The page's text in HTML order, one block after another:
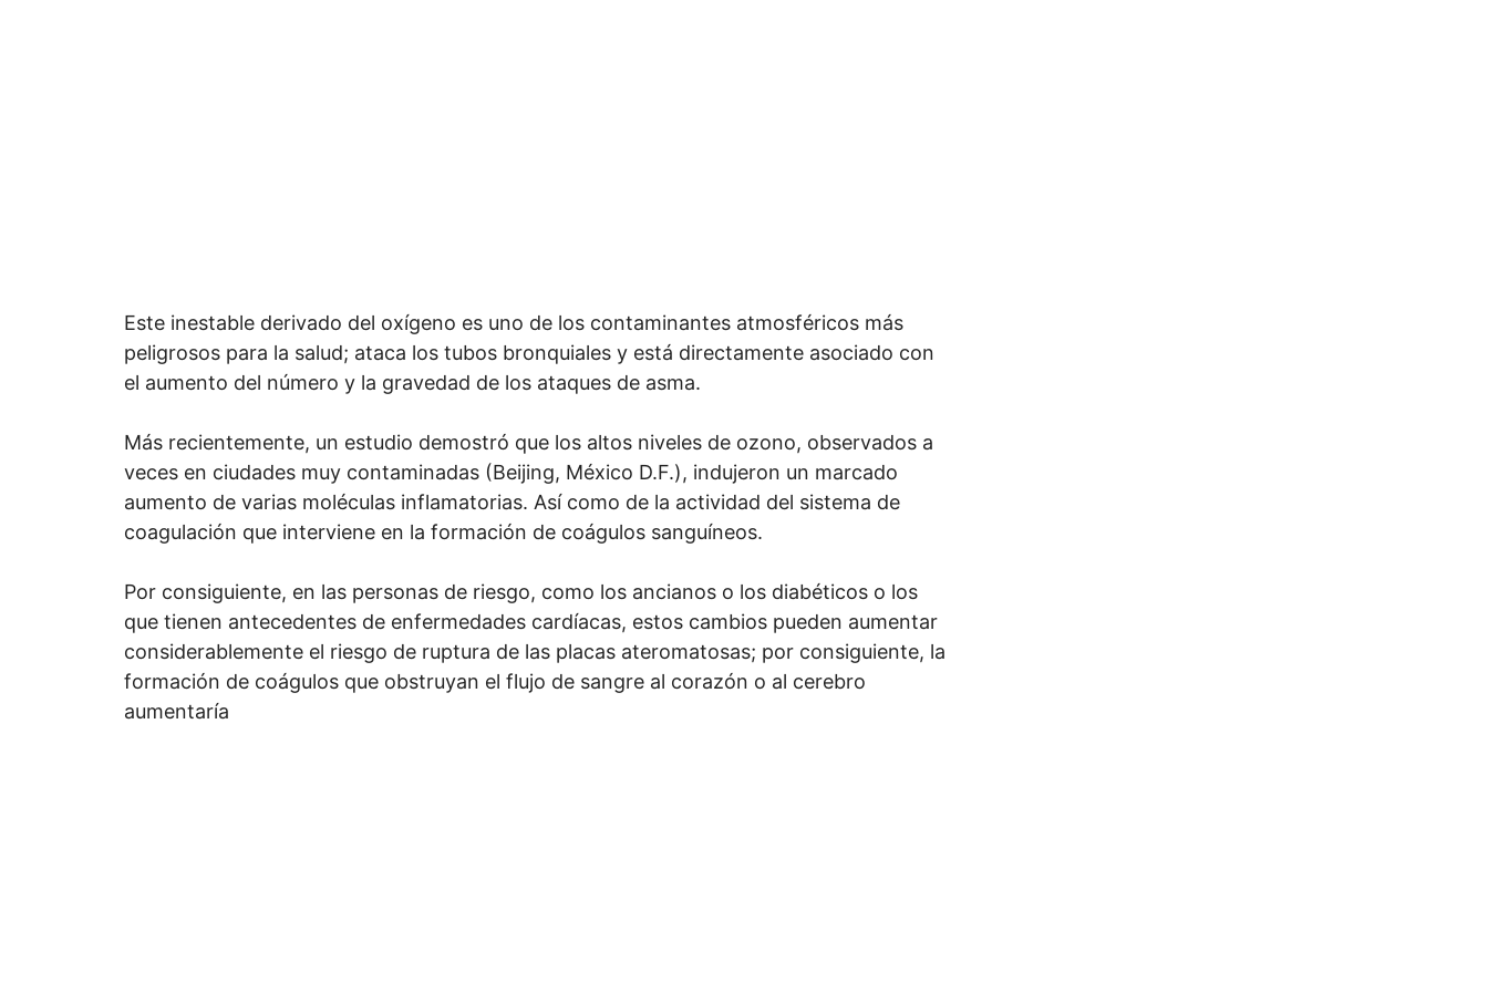
Este inestable derivado del oxígeno es uno de los contaminantes atmosféricos más
peligrosos para la salud; ataca los tubos bronquiales y está directamente asociado con
el aumento del número y la gravedad de los ataques de asma.
Más recientemente, un estudio demostró que los altos niveles de ozono, observados a
veces en ciudades muy contaminadas (Beijing, México D.F.), indujeron un marcado
aumento de varias moléculas inflamatorias. Así como de la actividad del sistema de
coagulación que interviene en la formación de coágulos sanguíneos.
Por consiguiente, en las personas de riesgo, como los ancianos o los diabéticos o los
que tienen antecedentes de enfermedades cardíacas, estos cambios pueden aumentar
considerablemente el riesgo de ruptura de las placas ateromatosas; por consiguiente, la
formación de coágulos que obstruyan el flujo de sangre al corazón o al cerebro
aumentaría